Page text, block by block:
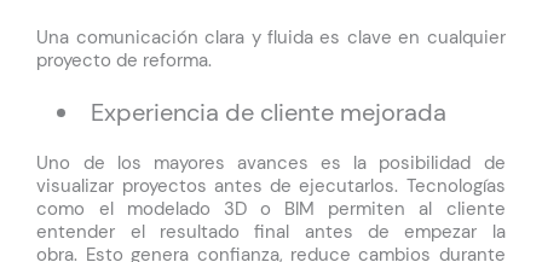
Una comunicación clara y fluida es clave en cualquier
proyecto de reforma.
Experiencia de cliente mejorada
Uno de los mayores avances es la posibilidad de
visualizar proyectos antes de ejecutarlos. Tecnologías
como el modelado 3D o BIM permiten al cliente
entender el resultado final antes de empezar la
obra. Esto genera confianza, reduce cambios durante